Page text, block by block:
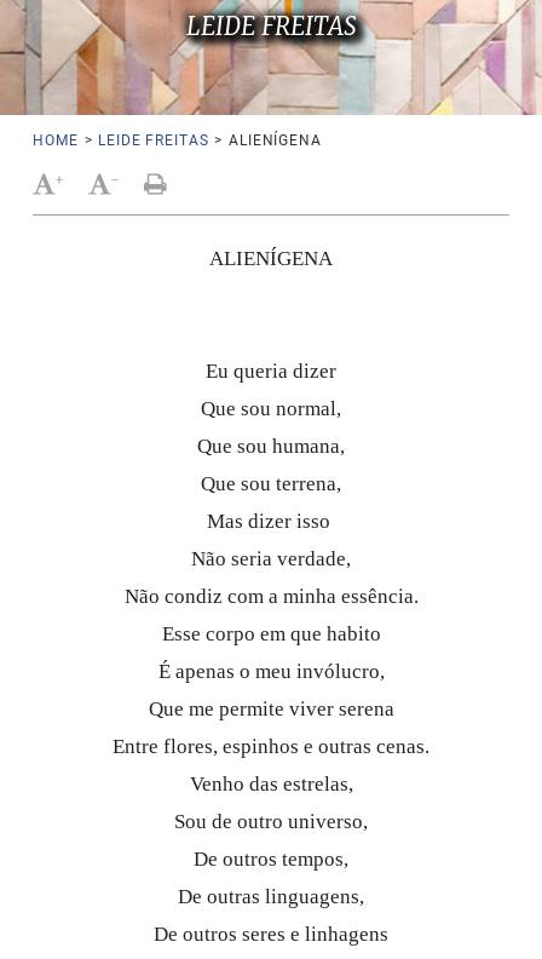
LEIDE FREITAS
HOME > LEIDE FREITAS > ALIENÍGENA
+ -
ALIENÍGENA
Eu queria dizer
Que sou normal,
Que sou humana,
Que sou terrena,
Mas dizer isso
Não seria verdade,
Não condiz com a minha essência.
Esse corpo em que habito
É apenas o meu invólucro,
Que me permite viver serena
Entre flores, espinhos e outras cenas.
Venho das estrelas,
Sou de outro universo,
De outros tempos,
De outras linguagens,
De outros seres e linhagens